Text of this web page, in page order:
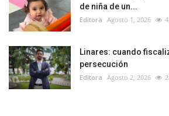
de niña de un...
Editora Agosto 1, 2026
Linares: cuando
persecución
Editora Agosto 2, 2026